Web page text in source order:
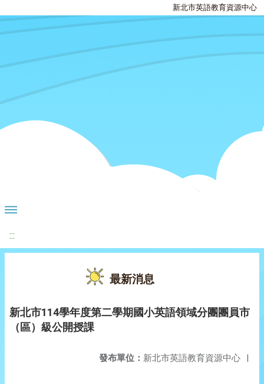
新北市英語教育資源中心
:::
最新消息
新北市114學年度第二學期國小英語領域分團團員市
（區）級公開授課
發布單位： 新北市英語教育資源中心 |